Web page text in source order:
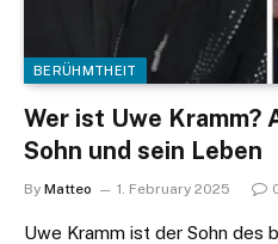
BERÜHMTHEIT
Wer ist Uwe Kramm?
Sohn und sein Leben
By Matteo 1. February 2025
Uwe Kramm ist der Sohn des